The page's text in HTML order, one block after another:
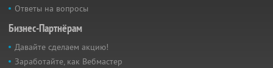
Ответы на вопросы
Бизнес-Партнёрам
Давайте сделаем акцию!
Заработайте, как Вебмастер